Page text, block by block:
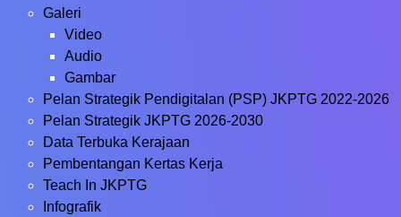
Galeri
Video
Audio
Gambar
Pelan Strategik Pendigitalan (PSP) JKPTG 2022-2026
Pelan Strategik JKPTG 2026-2030
Data Terbuka Kerajaan
Pembentangan Kertas Kerja
Teach In JKPTG
Infografik